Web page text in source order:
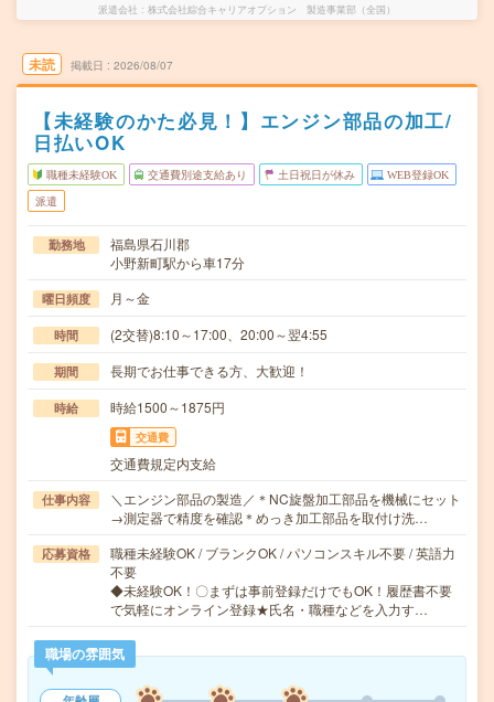
派遣会社 株式会社綜合キャリアオプション 製造事業部（全国）
未読 掲載日 2026/08/07
【未経験のかた必見！】エンジン部品の加工/
日払いOK
職種未経験OK 交通費別途支給あり 土日祝日が休み WEB登録OK
派遣
勤務地
福島県石川郡
小野新町駅から車17分
曜日頻度 月～金
時間 (2交替)8:10～17:00、20:00～翌4:55
期間 長期でお仕事できる方、大歓迎！
時給 時給1500～1875円
交通費
交通費規定内支給
仕事内容
＼エンジン部品の製造／＊NC旋盤加工部品を機械にセット
→測定器で精度を確認＊めっき加工部品を取付け洗…
応募資格
職種未経験OK / ブランクOK / パソコンスキル不要 / 英語力
不要
◆未経験OK！〇まずは事前登録だけでもOK！履歴書不要
で気軽にオンライン登録★氏名・職種などを入力す…
職場の雰囲気